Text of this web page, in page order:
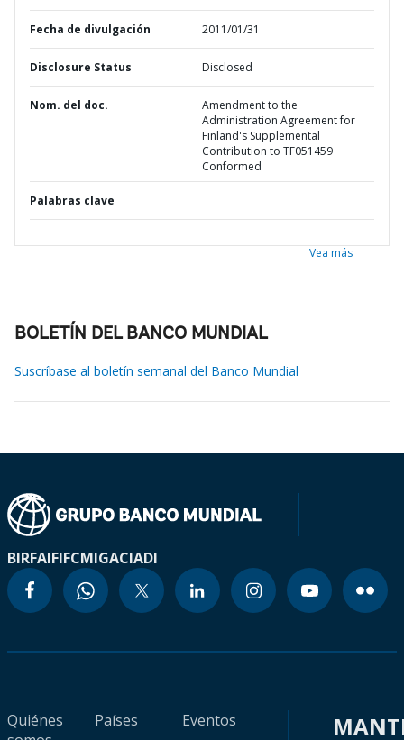
Fecha de divulgación 2011/01/31
Disclosure Status Disclosed
Nom. del doc.
Amendment to the
Administration Agreement for
Finland's Supplemental
Contribution to TF051459
Conformed
Palabras clave
Vea más
BOLETÍN DEL BANCO MUNDIAL
Suscríbase al boletín semanal del Banco Mundial
BIRFAIFIFCMIGACIADI
Quiénes
Países
Eventos